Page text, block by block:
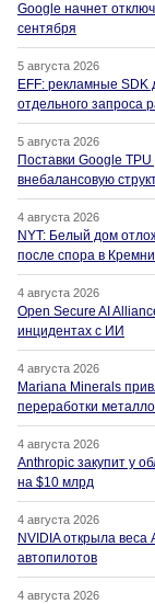
Google начнет
сентября
5 августа 2026
EFF: рекламные SDK
отдельного запроса
5 августа 2026
Поставки Google
внебалансовую
4 августа 2026
NYT: Белый дом
после спора в
4 августа 2026
Open Secure AI
инцидентах с ИИ
4 августа 2026
Mariana Minerals
переработки
4 августа 2026
Anthropic закупит у
на $10 млрд
4 августа 2026
NVIDIA открыла
автопилотов
4 августа 2026